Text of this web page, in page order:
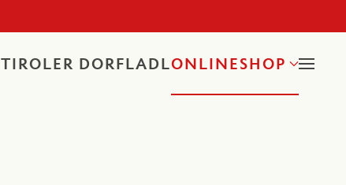
TIROLER DORFLADLONLINESHOP